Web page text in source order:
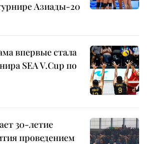
Азиады-20
впервые стала
SEA V.Cup по
30-летие
проведением